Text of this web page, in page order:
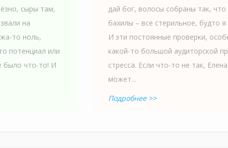
сыры там,
на
то ноль,
потенциал или
было что-то! И
дай бог, волосы собраны так,
бахилы – все стерильное, будто
И эти постоянные проверки,
какой-то большой аудиторской
стресса. Если что-то не так,
может...
Подробнее >>